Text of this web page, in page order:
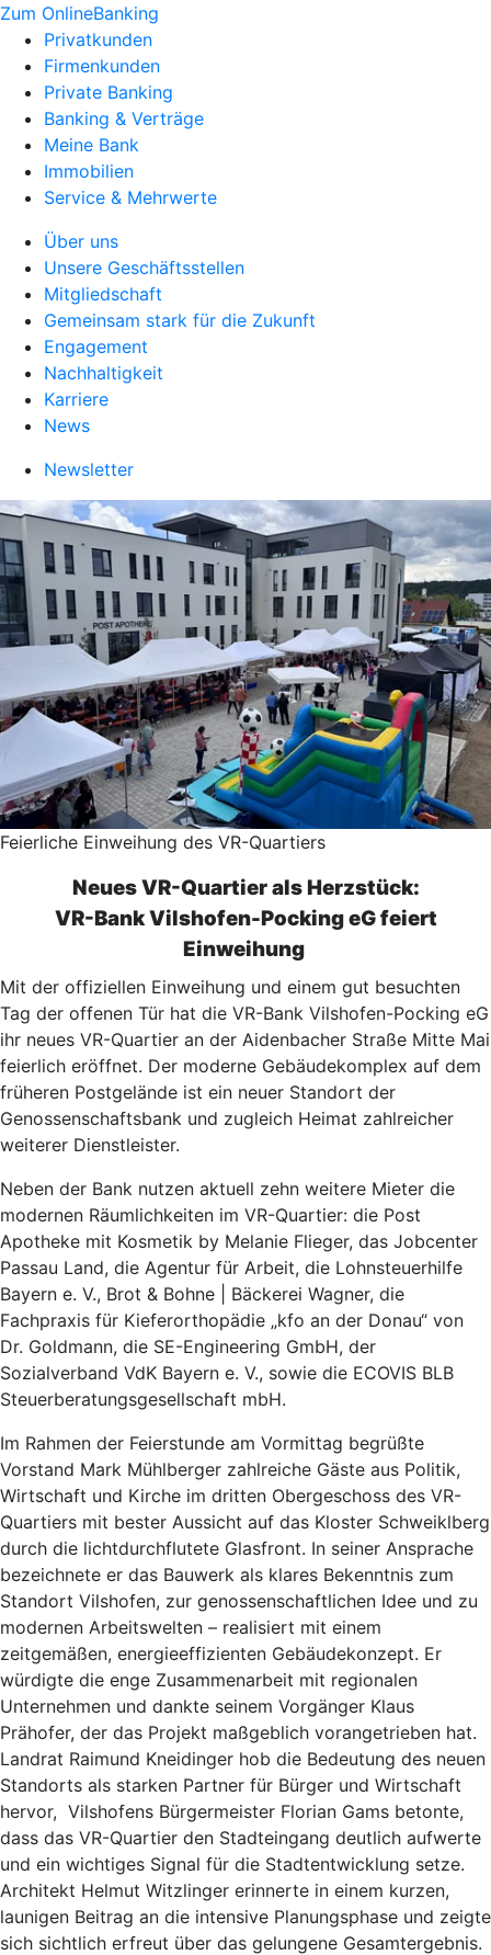
Zum OnlineBanking
Privatkunden
Firmenkunden
Private Banking
Banking & Verträge
Meine Bank
Immobilien
Service & Mehrwerte
Über uns
Unsere Geschäftsstellen
Mitgliedschaft
Gemeinsam stark für die Zukunft
Engagement
Nachhaltigkeit
Karriere
News
Newsletter
Feierliche Einweihung des VR-Quartiers
Neues VR-Quartier als Herzstück:
VR-Bank Vilshofen-Pocking eG feiert
Einweihung
Mit der offiziellen Einweihung und einem gut besuchten
Tag der offenen Tür hat die VR-Bank Vilshofen-Pocking eG
ihr neues VR-Quartier an der Aidenbacher Straße Mitte Mai
feierlich eröffnet. Der moderne Gebäudekomplex auf dem
früheren Postgelände ist ein neuer Standort der
Genossenschaftsbank und zugleich Heimat zahlreicher
weiterer Dienstleister.
Neben der Bank nutzen aktuell zehn weitere Mieter die
modernen Räumlichkeiten im VR-Quartier: die Post
Apotheke mit Kosmetik by Melanie Flieger, das Jobcenter
Passau Land, die Agentur für Arbeit, die Lohnsteuerhilfe
Bayern e. V., Brot & Bohne | Bäckerei Wagner, die
Fachpraxis für Kieferorthopädie „kfo an der Donau“ von
Dr. Goldmann, die SE-Engineering GmbH, der
Sozialverband VdK Bayern e. V., sowie die ECOVIS BLB
Steuerberatungsgesellschaft mbH.
Im Rahmen der Feierstunde am Vormittag begrüßte
Vorstand Mark Mühlberger zahlreiche Gäste aus Politik,
Wirtschaft und Kirche im dritten Obergeschoss des VR-
Quartiers mit bester Aussicht auf das Kloster Schweiklberg
durch die lichtdurchflutete Glasfront. In seiner Ansprache
bezeichnete er das Bauwerk als klares Bekenntnis zum
Standort Vilshofen, zur genossenschaftlichen Idee und zu
modernen Arbeitswelten – realisiert mit einem
zeitgemäßen, energieeffizienten Gebäudekonzept. Er
würdigte die enge Zusammenarbeit mit regionalen
Unternehmen und dankte seinem Vorgänger Klaus
Prähofer, der das Projekt maßgeblich vorangetrieben hat.
Landrat Raimund Kneidinger hob die Bedeutung des neuen
Standorts als starken Partner für Bürger und Wirtschaft
hervor, Vilshofens Bürgermeister Florian Gams betonte,
dass das VR-Quartier den Stadteingang deutlich aufwerte
und ein wichtiges Signal für die Stadtentwicklung setze.
Architekt Helmut Witzlinger erinnerte in einem kurzen,
launigen Beitrag an die intensive Planungsphase und zeigte
sich sichtlich erfreut über das gelungene Gesamtergebnis.